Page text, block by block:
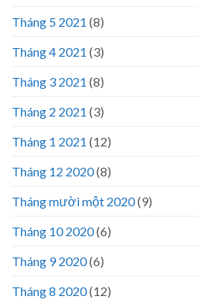
Tháng 5 2021 (8)
Tháng 4 2021 (3)
Tháng 3 2021 (8)
Tháng 2 2021 (3)
Tháng 1 2021 (12)
Tháng 12 2020(8)
Tháng mười một 2020(9)
Tháng 10 2020(6)
Tháng 9 2020(6)
Tháng 8 2020(12)